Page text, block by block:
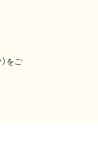
をご